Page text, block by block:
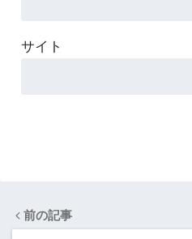
サイト
前の記事